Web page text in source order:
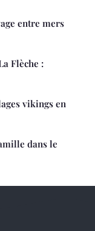
entre mers
Flèche :
vikings en
dans le